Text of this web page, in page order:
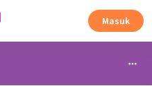
Masuk